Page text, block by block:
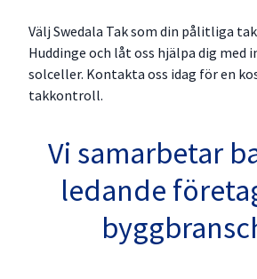
Välj Swedala Tak som din pålitliga
Huddinge och låt oss hjälpa dig med
solceller. Kontakta oss idag för en
takkontroll.
Vi samarbetar
ledande